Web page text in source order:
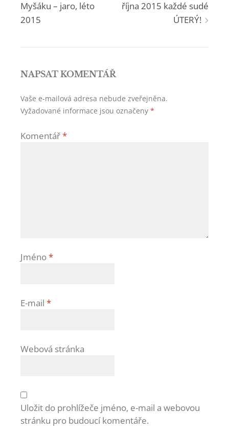
pro
Myšáku – jaro, léto
2015
října 2015 každé sudé
ÚTERÝ!
NAPSAT KOMENTÁŘ
Vaše e-mailová adresa nebude zveřejněna.
Vyžadované informace jsou označeny *
Komentář*
Jméno*
E-mail *
Webová stránka
Uložit do prohlížeče jméno, e-mail a webovou
stránku pro budoucí komentáře.